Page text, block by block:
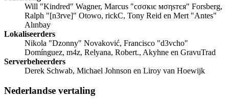
Will "Kindred" Wagner, Marcus "cσσкιє мσηѕтєя" Forsberg,
Ralph "[n3rve]" Otowo, rickC, Tony Reid en Mert "Antes"
Alınbay
Lokaliseerders
Nikola "Dzonny" Novaković, Francisco "d3vcho"
Domínguez, m4z, Relyana, Robert., Akyhne en GravuTrad
Serverbeheerders
Derek Schwab, Michael Johnson en Liroy van Hoewijk
Nederlandse vertaling